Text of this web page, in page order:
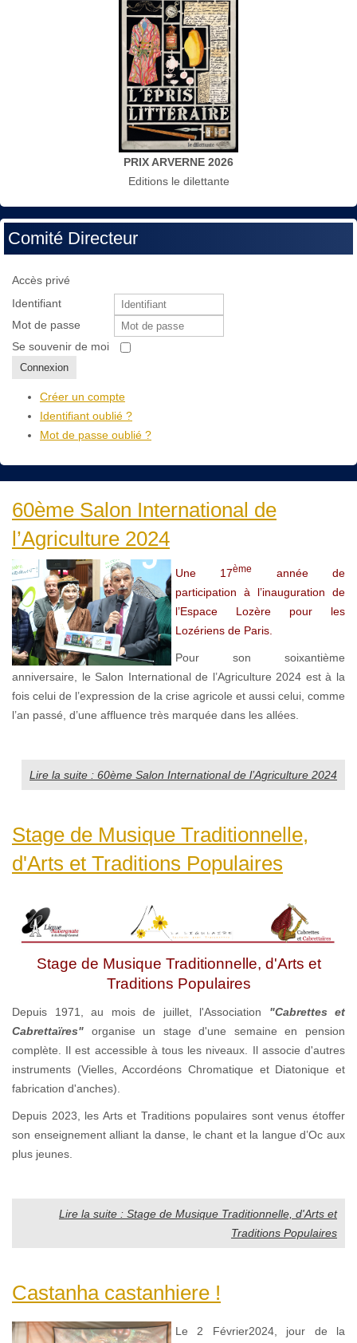
PRIX ARVERNE 2026
Editions le dilettante
Comité Directeur
Accès privé
Identifiant
Mot de passe
Se souvenir de moi
Connexion
Créer un compte
Identifiant oublié ?
Mot de passe oublié ?
60ème Salon International de
l’Agriculture 2024
Une 17ème
année de
participation à l’inauguration de
l’Espace Lozère pour les
Lozériens de Paris.
Pour son soixantième
anniversaire, le Salon International de l’Agriculture 2024 est à la
fois celui de l’expression de la crise agricole et aussi celui, comme
l’an passé, d’une affluence très marquée dans les allées.
Lire la suite : 60ème Salon International de l’Agriculture 2024
Stage de Musique Traditionnelle,
d'Arts et Traditions Populaires
Stage de Musique Traditionnelle, d'Arts et
Traditions Populaires
Depuis 1971, au mois de juillet, l'Association "Cabrettes et
Cabrettaïres" organise un stage d'une semaine en pension
complète. Il est accessible à tous les niveaux. Il associe d'autres
instruments (Vielles, Accordéons Chromatique et Diatonique et
fabrication d'anches).
Depuis 2023, les Arts et Traditions populaires sont venus étoffer
son enseignement alliant la danse, le chant et la langue d’Oc aux
plus jeunes.
Lire la suite : Stage de Musique Traditionnelle, d'Arts et
Traditions Populaires
Castanha castanhiere !
Le 2 Février2024, jour de la